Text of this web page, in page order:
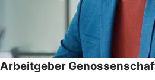
Arbeitgeber